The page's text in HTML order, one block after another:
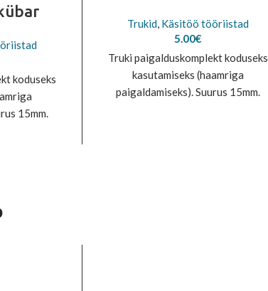
koduseks
15mm.
Trukid, Käsitöö tööriistad
5.00€
Truki paigalduskomplekt koduseks
kasutamiseks (haamriga
paigaldamiseks). Suurus 15mm.